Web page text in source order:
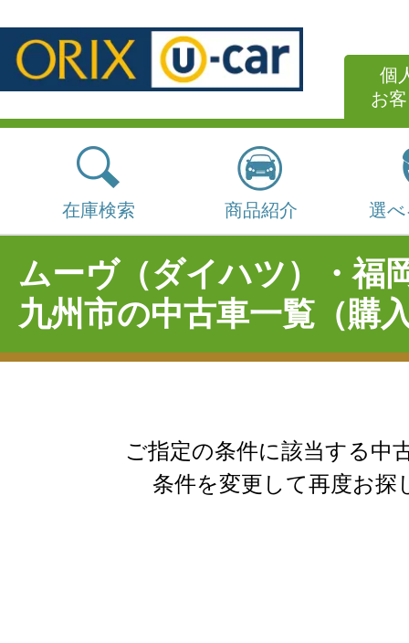
個
お
在庫検索 商品紹介 選
ムーヴ（ダイハツ）・福
九州市の中古車一覧（購
ご指定の条件に該当する中
条件を変更して再度お探